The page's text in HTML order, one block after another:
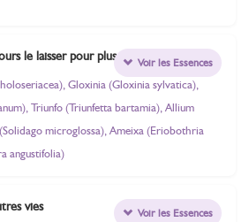
le laisser pour plus tard)
Gloxinia (Gloxinia sylvatica),
Triunfo (Triunfetta bartamia), Allium
microglossa), Ameixa (Eriobothria
angustifolia)
Voir les Essences
vies Voir les Essences